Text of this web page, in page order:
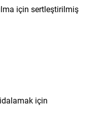
için sertleştirilmiş
için